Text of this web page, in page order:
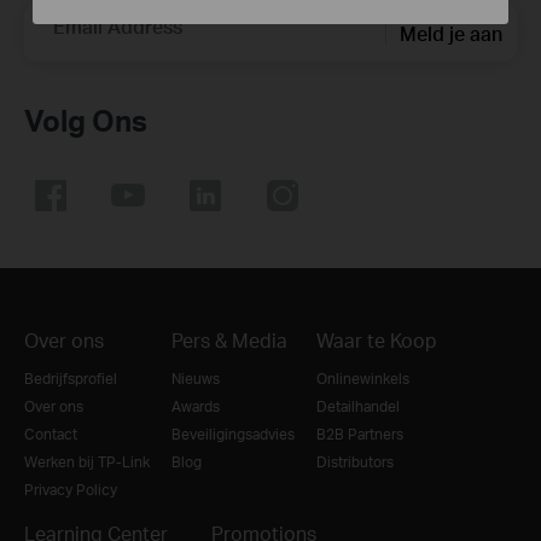
Email Address Meld je aan
Volg Ons
Over ons
Bedrijfsprofiel
Over ons
Contact
Werken bij TP-Link
Privacy Policy
Pers & Media
Nieuws
Awards
Beveiligingsadvies
Blog
Waar te Koop
Onlinewinkels
Detailhandel
B2B Partners
Distributors
Learning Center Promotions